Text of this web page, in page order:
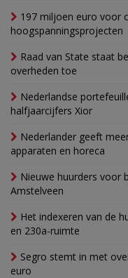
197 miljoen euro voor
hoogspanningsprojecten
Raad van State staat
overheden toe
Nederlandse
halfjaarcijfers Xior
Nederlander geeft
apparaten en horeca
Nieuwe huurders voor
Amstelveen
Het indexeren van de
en 230a-ruimte
Segro stemt in met
euro